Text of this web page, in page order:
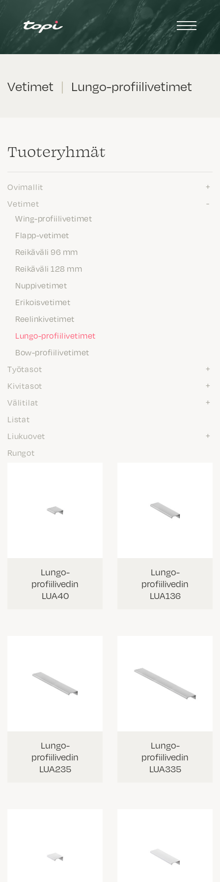
Vetimet | Lungo-profiilivetimet
Tuote­ryhmät
Ovimallit
Vetimet
Wing-profiilivetimet
Flapp-vetimet
Reikäväli 96 mm
Reikäväli 128 mm
Nuppivetimet
Erikoisvetimet
Reelinkivetimet
Lungo-profiilivetimet
Bow-profiilivetimet
Työtasot
Kivitasot
Välitilat
Listat
Liukuovet
Rungot
Lungo-
profiilivedin
LUA40
Lungo-
profiilivedin
LUA136
Lungo-
profiilivedin
LUA235
Lungo-
profiilivedin
LUA335